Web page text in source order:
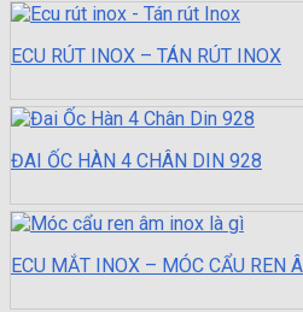
ECU RÚT INOX – TÁN RÚT INOX
ĐAI ỐC HÀN 4 CHÂN DIN 928
ECU MẮT INOX – MÓC CẨU REN